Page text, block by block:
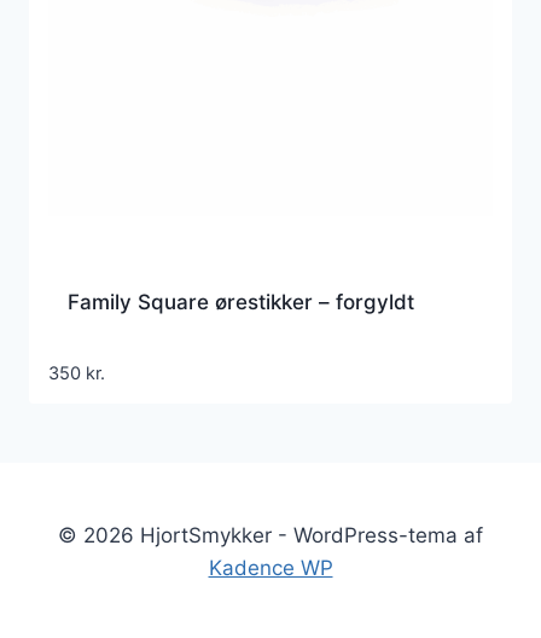
Family Square ørestikker – forgyldt
350 kr.
© 2026 HjortSmykker - WordPress-tema af
Kadence WP